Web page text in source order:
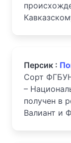
Персик :
Сорт
–
получен в
Валиант и